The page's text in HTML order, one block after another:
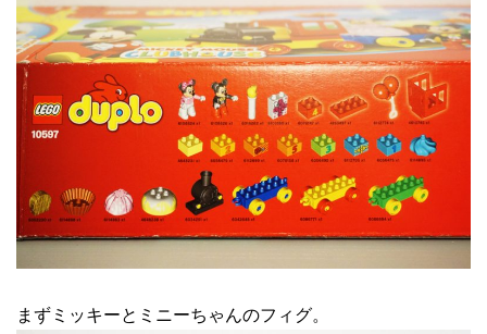
まずミッキーとミニーちゃんのフィグ。